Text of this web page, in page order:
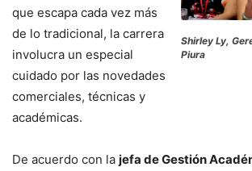
Shirley Ly,
Piura
que escapa cada vez más
de lo tradicional, la carrera
involucra un especial
cuidado por las novedades
comerciales, técnicas y
académicas.
De acuerdo con la jefa de Gestión